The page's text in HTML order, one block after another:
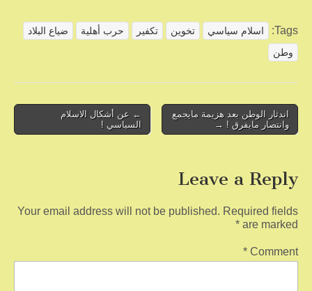
c
e
o
k
tt
ail
ar
Tags: اسلام سياسي تخوين تكفير حرب أهلية
ضياع البلاد
وطن
Post
navigation
← عن أشكال الاسلام
السياسي !
اندثار الوطن بعد هزيمة مايجمع
وانتصار مايفرق ! →
Leave a Reply
Your email address will not be published. Required fields
are marked
*
Comment
*